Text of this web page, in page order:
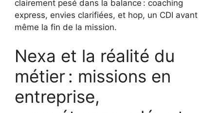
clairement pesé dans la balance : coaching
express, envies clarifiées, et hop, un CDI avant
même la fin de la mission.
Nexa et la réalité du
métier : missions en
entreprise,